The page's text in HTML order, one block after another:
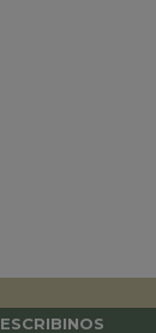
ESCRIBINOS